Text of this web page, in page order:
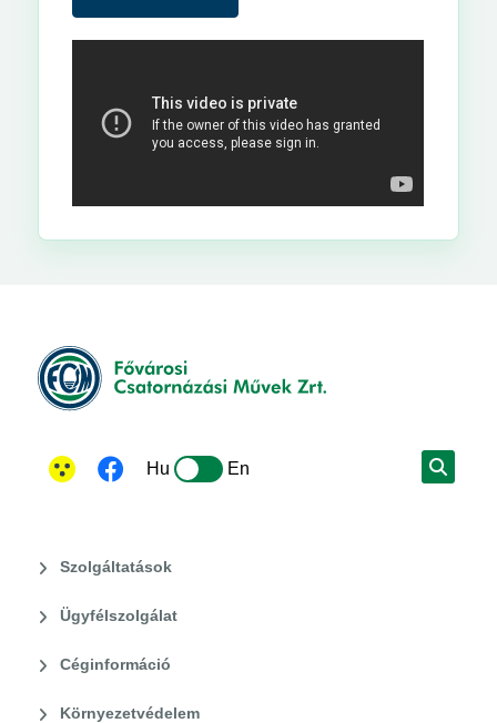
Hu En
Szolgáltatások
Ügyfélszolgálat
Céginformáció
Környezetvédelem